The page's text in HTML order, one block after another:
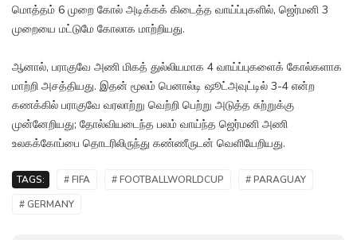
மொத்தம் 6 முறை கோல் அடிக்கக் கிடைத்த வாய்ப்புகளில், ஜெர்மனி 3
முறையை மட்டுமே கோலாக மாற்றியது.
ஆனால், பராகுவே அணி மிகத் துல்லியமாக 4 வாய்ப்புகளைக் கோல்களாக
மாற்றி அசத்தியது. இதன் மூலம் பெனால்டி ஷூட்அவுட்டில் 3-4 என்ற
கணக்கில் பராகுவே வரலாற்று வெற்றி பெற்று அடுத்த சுற்றுக்கு
முன்னேறியது; தோல்வியடைந்த பலம் வாய்ந்த ஜெர்மனி அணி
உலகக்கோப்பை தொடரிலிருந்து கண்ணீருடன் வெளியேறியது.
TAGS: # FIFA # FOOTBALLWORLDCUP
# PARAGUAY
# GERMANY